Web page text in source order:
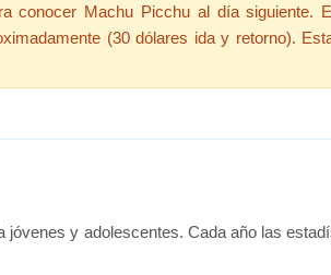
conocer Machu Picchu al día siguiente.
(30 dólares ida y retorno).
y adolescentes. Cada año las